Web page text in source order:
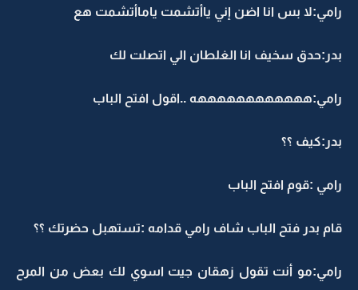
رامي:لا بس انا اضن إني ياأتشمت ياماأتشمت هع
بدر:حدق سخيف انا الغلطان الي اتصلت لك
رامي:ههههههههههههه ..اقول افتح الباب
بدر:كيف ؟؟
رامي :قوم افتح الباب
قام بدر فتح الباب شاف رامي قدامه :تستهبل حضرتك ؟؟
رامي:مو أنت تقول زهقان جيت اسوي لك بعض من المرح